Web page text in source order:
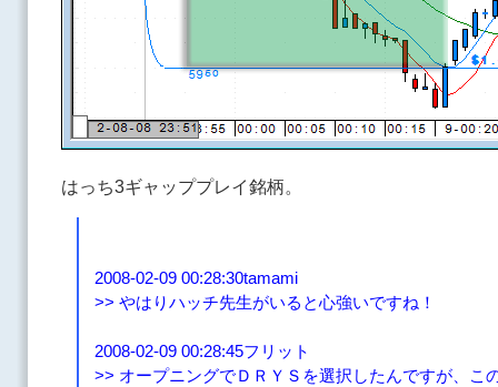
はっち3ギャッププレイ銘柄。
2008-02-09 00:28:30tamami
>> やはりハッチ先生がいると心強いですね！
2008-02-09 00:28:45フリット
>> オープニングでＤＲＹＳを選択したんですが、こ